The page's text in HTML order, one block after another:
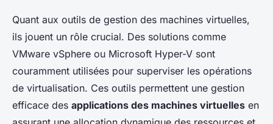
Quant aux outils de gestion des machines virtuelles,
ils jouent un rôle crucial. Des solutions comme
VMware vSphere ou Microsoft Hyper-V sont
couramment utilisées pour superviser les opérations
de virtualisation. Ces outils permettent une gestion
efficace des applications des machines virtuelles en